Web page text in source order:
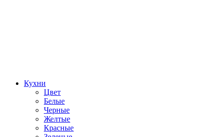
Кухни
Цвет
Белые
Черные
Желтые
Красные